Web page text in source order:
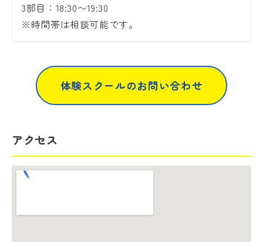
3部目：18:30〜19:30
※時間帯は相談可能です。
体験スクールのお問い合わせ
アクセス